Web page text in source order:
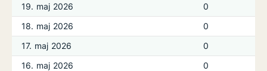
19. maj 2026
0
18. maj 2026
0
17. maj 2026
0
16. maj 2026
0